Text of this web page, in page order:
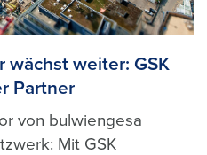
weiter: GSK
Partner
von bulwiengesa
Mit GSK